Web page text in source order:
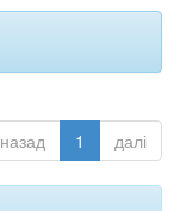
назад 1 далі